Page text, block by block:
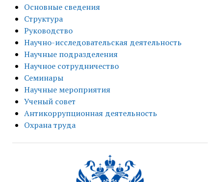
Основные сведения
Структура
Руководство
Научно-исследовательская деятельность
Научные подразделения
Научное сотрудничество
Семинары
Научные мероприятия
Ученый совет
Антикоррупционная деятельность
Охрана труда